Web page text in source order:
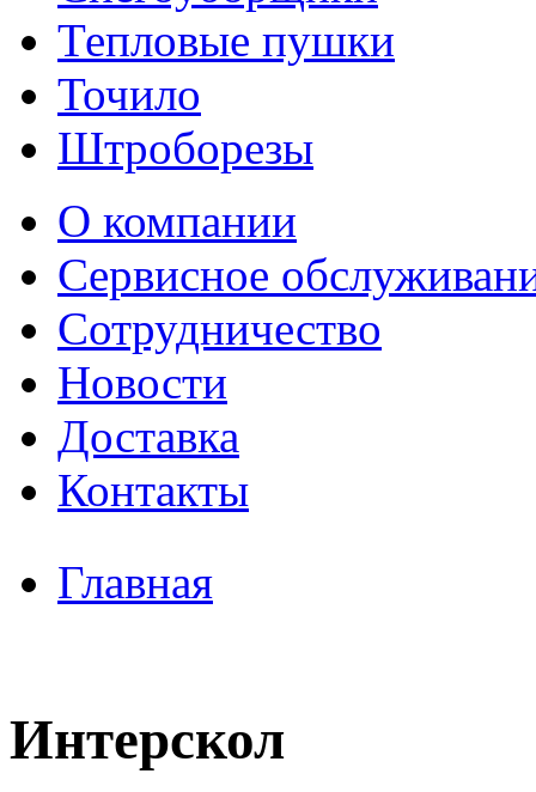
Тепловые пушки
Точило
Штроборезы
О компании
Сервисное
Сотрудничество
Новости
Доставка
Контакты
Главная
Интерскол